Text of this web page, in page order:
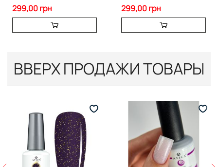
299,00 грн 299,00 грн
ВВЕРХ ПРОДАЖИ ТОВАРЫ